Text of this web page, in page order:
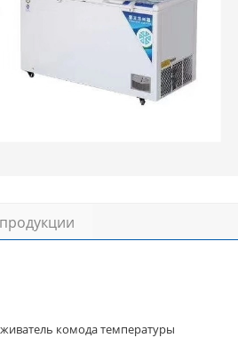
комода температуры